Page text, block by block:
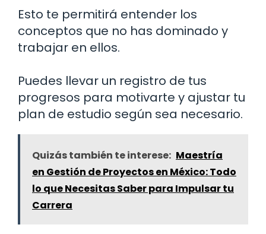
Esto te permitirá entender los
conceptos que no has dominado y
trabajar en ellos.
Puedes llevar un registro de tus
progresos para motivarte y ajustar tu
plan de estudio según sea necesario.
Quizás también te interese: Maestría
en Gestión de Proyectos en México: Todo
lo que Necesitas Saber para Impulsar tu
Carrera